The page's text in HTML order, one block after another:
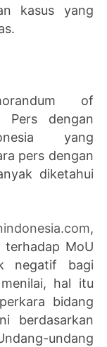
kasus yang
of
Pers dengan
yang
pers dengan
diketahui
,
terhadap MoU
negatif bagi
hal itu
bidang
berdasarkan
undang